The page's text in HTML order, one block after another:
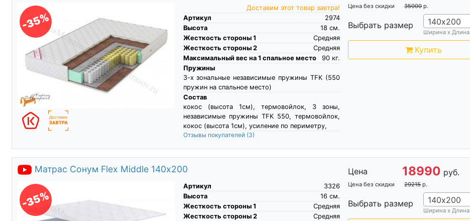
-35%
Доставим этот товар завтра!
Артикул
2974
Высота
см.
18
Жесткость стороны 1
Средняя
Жесткость стороны 2
Средняя
Максимальный вес на 1 спальное место
кг.
90
Пружины
3-х зональные независимые пружины TFK (550
пружин на спальное место)
Состав
кокос (высота 1см), термовойлок, 3 зоны,
независимые пружины TFK 550, термовойлок,
кокос (высота 1см), усиление по периметру,
Отзывы покупателей (3)
Цена без скидки 35000 р.
Выбрать размер 140х200
Ширина х Длина
Купить
Матрас Сонум Flex Middle 140х200
-35%
Артикул
3326
Высота
см.
16
Жесткость стороны 1
Средняя
Жесткость стороны 2
Средняя
Цена 18990 руб.
Цена без скидки 29215 р.
Выбрать размер 140х200
Ширина х Длина